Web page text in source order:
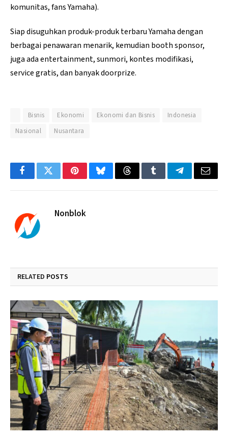
komunitas, fans Yamaha).
Siap disuguhkan produk-produk terbaru Yamaha dengan
berbagai penawaran menarik, kemudian booth sponsor,
juga ada entertainment, sunmori, kontes modifikasi,
service gratis, dan banyak doorprize.
Bisnis Ekonomi Ekonomi dan Bisnis
Indonesia
Nasional
Nusantara
FacebookTwitterPinterestBlueskyThreadsTumblrTelegramEmail
Nonblok
RELATED POSTS